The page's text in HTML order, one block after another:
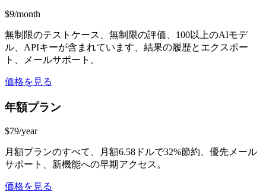
$9/month
無制限のテストケース、無制限の評価、100以上のAIモデ
ル、APIキーが含まれています、結果の履歴とエクスポー
ト、メールサポート。
価格を見る
年額プラン
$79/year
月額プランのすべて、月額6.58ドルで32%節約、優先メール
サポート、新機能への早期アクセス。
価格を見る